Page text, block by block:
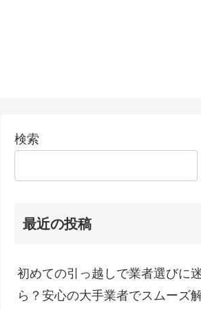
検索
最近の投稿
初めての引っ越しで業者選びに
ら？安心の大手業者でスムーズ